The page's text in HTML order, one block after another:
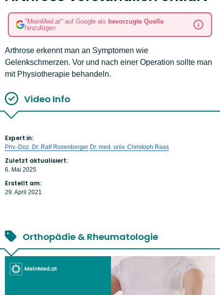
"MeinMed.at" auf Google als bevorzugte Quelle
hinzufügen
Arthrose erkennt man an Symptomen wie
Gelenkschmerzen. Vor und nach einer Operation sollte man
mit Physiotherapie behandeln.
Video Info
Expert:in:
Priv.-Doz. Dr. Ralf Rosenberger Dr. med. univ. Christoph Raas
Zuletzt aktualisiert:
6. Mai 2025
Erstellt am:
29. April 2021
Orthopädie & Rheumatologie